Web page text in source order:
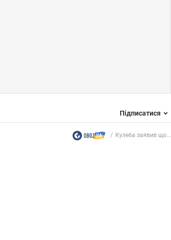
Підписатися
Кулеба заявив що...